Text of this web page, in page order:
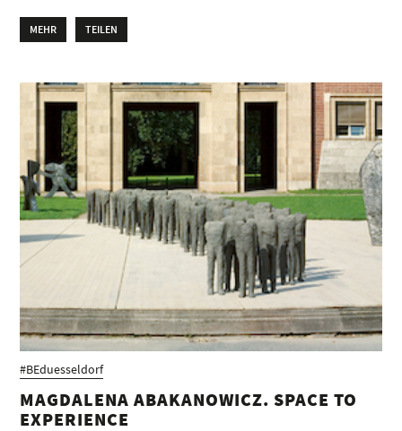
MEHR TEILEN
#BEduesseldorf
MAGDALENA ABAKANOWICZ. SPACE TO
EXPERIENCE